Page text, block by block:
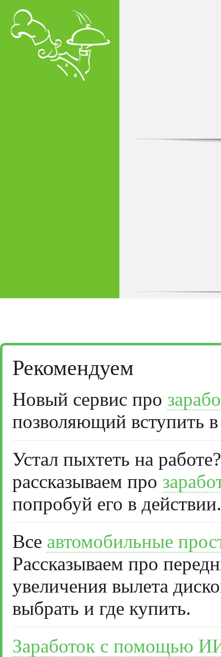
Рекомендуем
Новый сервис про
позволяющий вступить
Устал пыхтеть на
рассказываем про
попробуй его в действии.
Все автомобильные
Рассказываем про
увеличения вылета
выбрать и где купить.
Заработок с помощью